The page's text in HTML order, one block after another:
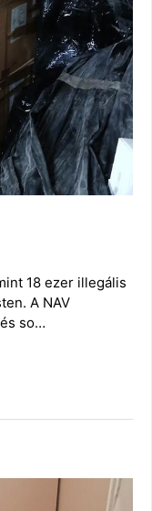
18 ezer illegális
A NAV
so…